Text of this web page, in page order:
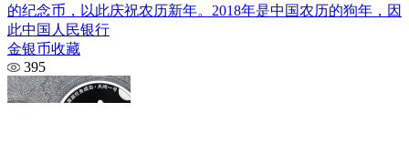
的纪念币，以此庆祝农历新年。2018年是中国农历的狗年，因
此中国人民银行
金银币收藏
395